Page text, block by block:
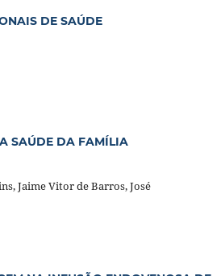
DE SAÚDE
SAÚDE DA FAMÍLIA
Jaime Vitor de Barros, José